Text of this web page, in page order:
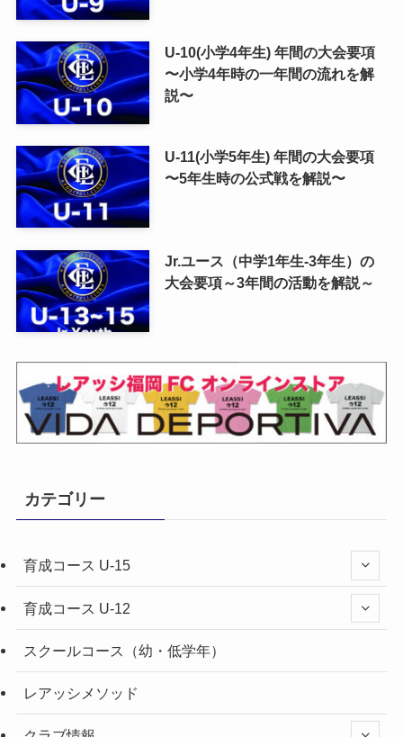
U-10(小学4年生) 年間の大会要項
〜小学4年時の一年間の流れを解
説〜
U-11(小学5年生) 年間の大会要項
〜5年生時の公式戦を解説〜
Jr.ユース（中学1年生-3年生）の
大会要項～3年間の活動を解説～
カテゴリー
育成コース U-15
育成コース U-12
スクールコース（幼・低学年）
レアッシメソッド